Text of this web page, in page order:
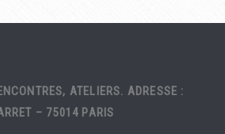
ATELIERS. ADRESSE :
– 75014 PARIS